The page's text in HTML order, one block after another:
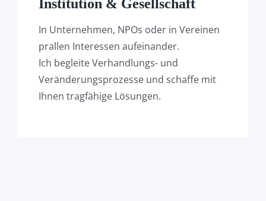
Institution & Gesellschaft
In Unternehmen, NPOs oder in Vereinen
prallen Interessen aufeinander.
Ich begleite Verhandlungs- und
Veränderungsprozesse und schaffe mit
Ihnen tragfähige Lösungen.